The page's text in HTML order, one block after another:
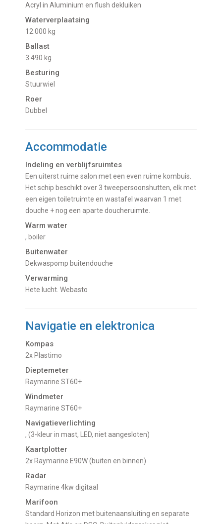
Acryl in Aluminium en flush dekluiken
Waterverplaatsing
12.000 kg
Ballast
3.490 kg
Besturing
Stuurwiel
Roer
Dubbel
Accommodatie
Indeling en verblijfsruimtes
Een uiterst ruime salon met een even ruime kombuis.
Het schip beschikt over 3 tweepersoonshutten, elk met
een eigen toiletruimte en wastafel waarvan 1 met
douche + nog een aparte doucheruimte.
Warm water
, boiler
Buitenwater
dekwaspomp buitendouche
Verwarming
hete lucht. Webasto
Navigatie en elektronica
Kompas
2x Plastimo
Dieptemeter
Raymarine ST60+
Windmeter
Raymarine ST60+
Navigatieverlichting
, (3-kleur in mast, LED, niet aangesloten)
Kaartplotter
2x Raymarine E90W (buiten en binnen)
Radar
Raymarine 4kw digitaal
Marifoon
Standard Horizon met buitenaansluiting en separate